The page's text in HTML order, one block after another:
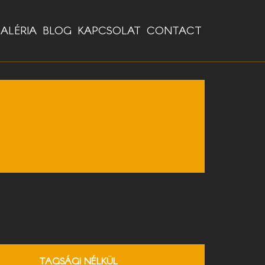
BLOG KAPCSOLAT CONTACT
TAGSÁGI NÉLKÜL